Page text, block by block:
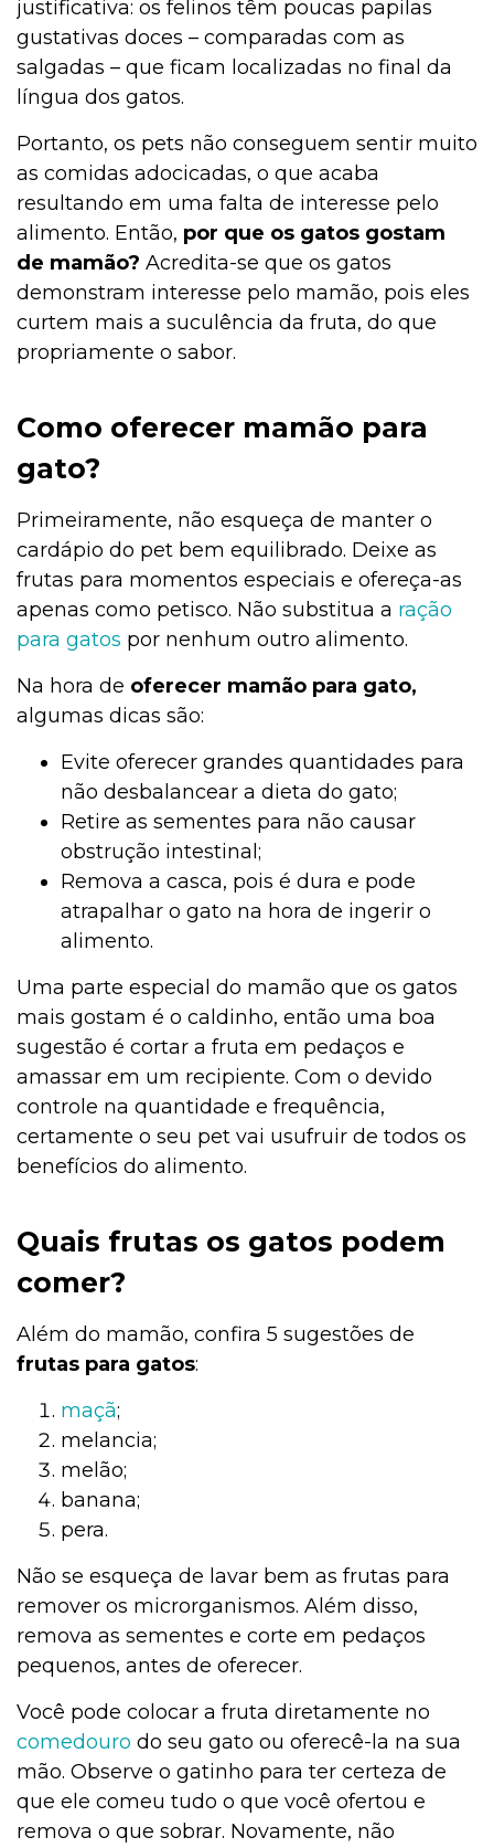
justificativa: os felinos têm poucas papilas
gustativas doces – comparadas com as
salgadas – que ficam localizadas no final da
língua dos gatos.
Portanto, os pets não conseguem sentir muito
as comidas adocicadas, o que acaba
resultando em uma falta de interesse pelo
alimento. Então, por que os gatos gostam
de mamão? Acredita-se que os gatos
demonstram interesse pelo mamão, pois eles
curtem mais a suculência da fruta, do que
propriamente o sabor.
Como oferecer mamão para
gato?
Primeiramente, não esqueça de manter o
cardápio do pet bem equilibrado. Deixe as
frutas para momentos especiais e ofereça-as
apenas como petisco. Não substitua a ração
para gatos por nenhum outro alimento.
Na hora de oferecer mamão para gato,
algumas dicas são:
Evite oferecer grandes quantidades para
não desbalancear a dieta do gato;
Retire as sementes para não causar
obstrução intestinal;
Remova a casca, pois é dura e pode
atrapalhar o gato na hora de ingerir o
alimento.
Uma parte especial do mamão que os gatos
mais gostam é o caldinho, então uma boa
sugestão é cortar a fruta em pedaços e
amassar em um recipiente. Com o devido
controle na quantidade e frequência,
certamente o seu pet vai usufruir de todos os
benefícios do alimento.
Quais frutas os gatos podem
comer?
Além do mamão, confira 5 sugestões de
frutas para gatos:
maçã;
melancia;
melão;
banana;
pera.
Não se esqueça de lavar bem as frutas para
remover os microrganismos. Além disso,
remova as sementes e corte em pedaços
pequenos, antes de oferecer.
Você pode colocar a fruta diretamente no
comedouro do seu gato ou oferecê-la na sua
mão. Observe o gatinho para ter certeza de
que ele comeu tudo o que você ofertou e
remova o que sobrar. Novamente, não